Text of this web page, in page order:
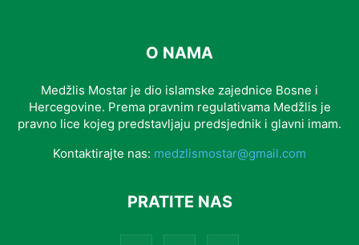
O NAMA
Medžlis Mostar je dio islamske zajednice Bosne i
Hercegovine. Prema pravnim regulativama Medžlis je
pravno lice kojeg predstavljaju predsjednik i glavni imam.
Kontaktirajte nas: medzlismostar@gmail.com
PRATITE NAS